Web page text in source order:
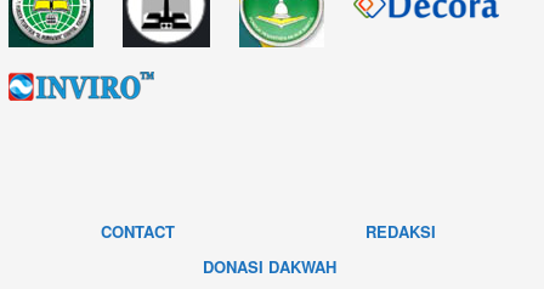
CONTACT
REDAKSI
DONASI DAKWAH